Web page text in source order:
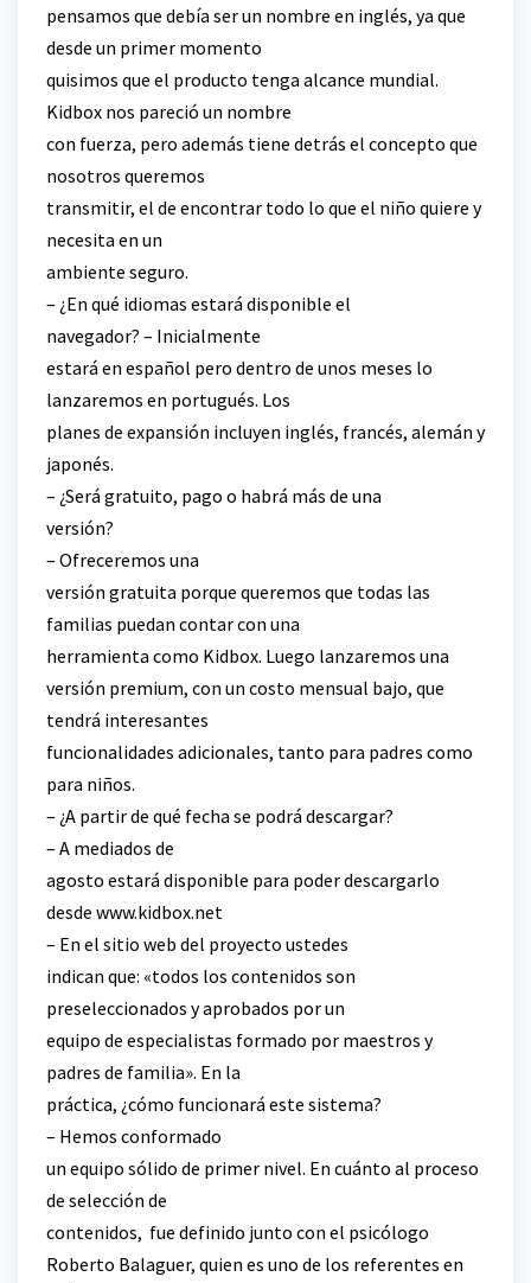
pensamos que debía ser un nombre en inglés, ya que
desde un primer momento
quisimos que el producto tenga alcance mundial.
Kidbox nos pareció un nombre
con fuerza, pero además tiene detrás el concepto que
nosotros queremos
transmitir, el de encontrar todo lo que el niño quiere y
necesita en un
ambiente seguro.
– ¿En qué idiomas estará disponible el
navegador? – Inicialmente
estará en español pero dentro de unos meses lo
lanzaremos en portugués. Los
planes de expansión incluyen inglés, francés, alemán y
japonés.
– ¿Será gratuito, pago o habrá más de una
versión?
– Ofreceremos una
versión gratuita porque queremos que todas las
familias puedan contar con una
herramienta como Kidbox. Luego lanzaremos una
versión premium, con un costo mensual bajo, que
tendrá interesantes
funcionalidades adicionales, tanto para padres como
para niños.
– ¿A partir de qué fecha se podrá descargar?
– A mediados de
agosto estará disponible para poder descargarlo
desde www.kidbox.net
– En el sitio web del proyecto ustedes
indican que: «todos los contenidos son
preseleccionados y aprobados por un
equipo de especialistas formado por maestros y
padres de familia». En la
práctica, ¿cómo funcionará este sistema?
– Hemos conformado
un equipo sólido de primer nivel. En cuánto al proceso
de selección de
contenidos, fue definido junto con el psicólogo
Roberto Balaguer, quien es uno de los referentes en